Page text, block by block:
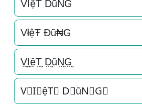
V̆ĬệT̆ D̆ũN̆Ğ
VłệŦ Ðũ₦G
V̤̮I̤̮ệT̤̮ D̤̮ũN̤̮G̤̮
V⃘I⃘ệT⃘ D⃘ũN⃘G⃘